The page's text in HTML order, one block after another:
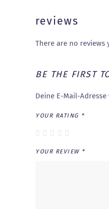
reviews
There are no reviews
BE THE FIRST
Deine E-Mail-
YOUR RATING *
YOUR REVIEW *